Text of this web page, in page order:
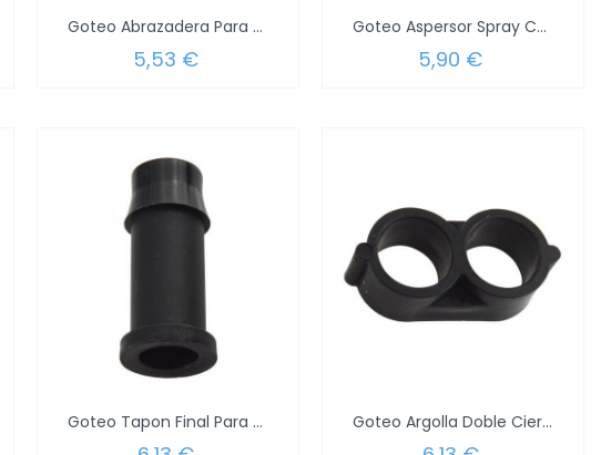
Goteo Abrazadera Para Tubo 1/2" (Blister 6...
5,53 €
Goteo Aspersor Spray Con Pincho 360º...
5,90 €
Goteo Tapon Final Para Tubo 1/2" (Blister... Goteo Argolla Doble Cierre Tubo 1/2"...